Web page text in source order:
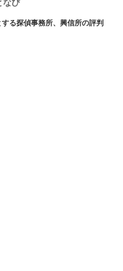
なび
る探偵事務所、興信所の評判